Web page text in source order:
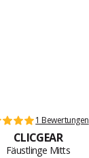
1 Bewertungen
CLICGEAR
Fäustlinge Mitts